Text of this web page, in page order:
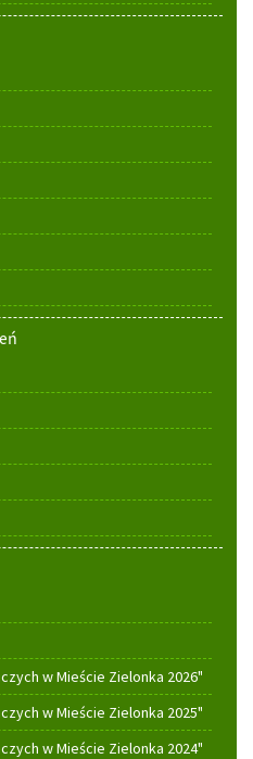
w Mieście Zielonka 2026"
w Mieście Zielonka 2025"
w Mieście Zielonka 2024"